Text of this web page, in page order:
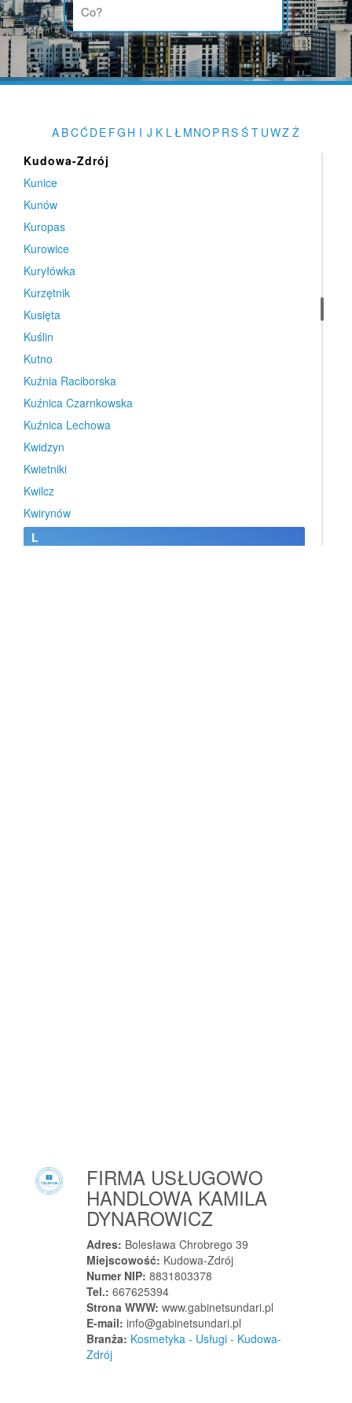
A BCĆDE FG H I J K LŁ MNOP RS Ś T UWZ Ż
Krzyżowice
Ksawerów
Książ Wielkopolski
Książenice
Kudowa-Zdrój
Kunice
Kunów
Kuropas
Kurowice
Kuryłówka
Kurzętnik
Kusięta
Kuślin
Kutno
Kuźnia Raciborska
Kuźnica Czarnkowska
Kuźnica Lechowa
Kwidzyn
Kwietniki
Kwilcz
Kwirynów
L
Lewniowa
Lgota Wielka
Lidzbark Warmiński
FIRMA USŁUGOWO
HANDLOWA KAMILA
DYNAROWICZ
Adres: Bolesława Chrobrego 39
Miejscowość: Kudowa-Zdrój
Numer NIP: 8831803378
Tel.: 667625394
Strona WWW: www.gabinetsundari.pl
E-mail: info@gabinetsundari.pl
Branża: Kosmetyka - Usługi - Kudowa-
Zdrój